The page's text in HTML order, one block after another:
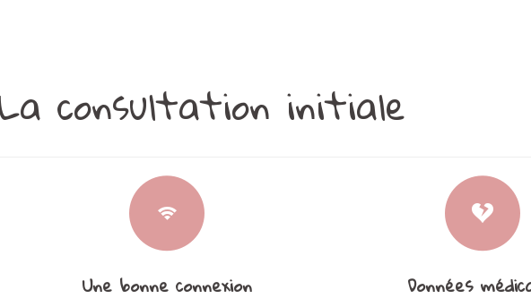
consultation initiale
Une bonne connexion Données